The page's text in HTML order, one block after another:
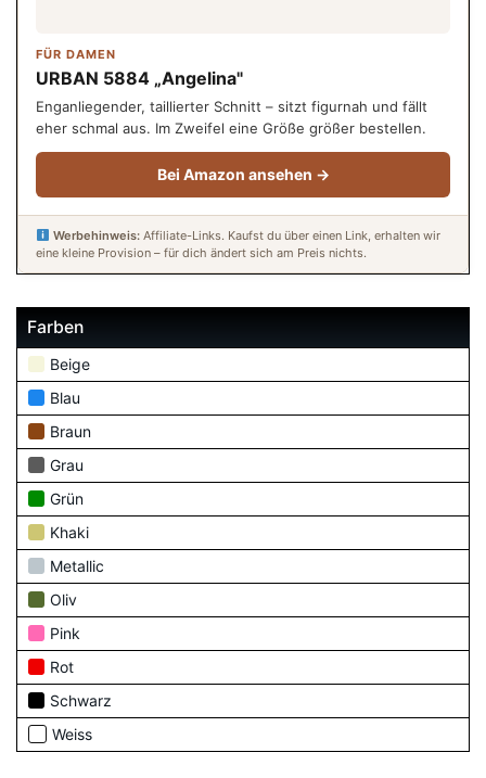
FÜR DAMEN
URBAN 5884 „Angelina"
Enganliegender, taillierter Schnitt – sitzt figurnah und fällt
eher schmal aus. Im Zweifel eine Größe größer bestellen.
Bei Amazon ansehen →
Werbehinweis:Affiliate-Links. Kaufst du über einen Link, erhalten wir
eine kleine Provision – für dich ändert sich am Preis nichts.
Farben
Beige
Blau
Braun
Grau
Grün
Khaki
Metallic
Oliv
Pink
Rot
Schwarz
Weiss